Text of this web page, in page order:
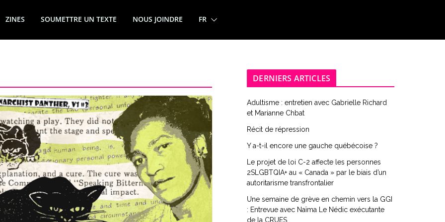
ZINES SOUMETTRE UN TEXTE NOUS JOINDRE FR
DERNIERS ARTICLES
Adultisme : entretien avec Gabrielle Richard
et Marianne Chbat
Récit de répression
Y a-t-il encore une gauche québécoise ?
Le projet de loi C-2 affecte les personnes
2SLGBTQIA+ au « Canada » par le biais d’un
autoritarisme transfrontalier
Une semaine de grève en chemin vers la GGI
: Entrevue avec Naïma Le Nédic exécutante
de la CRUES